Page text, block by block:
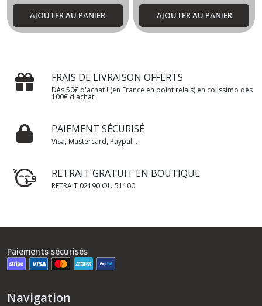
AJOUTER AU PANIER AJOUTER AU PANIER
FRAIS DE LIVRAISON OFFERTS
Dès 50€ d'achat ! (en France en point relais) en colissimo dès
100€ d'achat
PAIEMENT SÉCURISÉ
Visa, Mastercard, Paypal...
RETRAIT GRATUIT EN BOUTIQUE
RETRAIT 02190 OU 51100
Paiements sécurisés
Navigation